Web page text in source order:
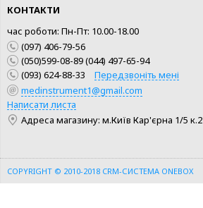
КОНТАКТИ
час роботи: Пн-Пт: 10.00-18.00
(097) 406-79-56
(050)599-08-89 (044) 497-65-94
(093) 624-88-33
Передзвоніть мені
medinstrument1@gmail.com
Написати листа
Адреса магазину: м.Київ Кар'єрна 1/5 к.2
COPYRIGHT © 2010-2018 CRM-СИСТЕМА ONEBOX